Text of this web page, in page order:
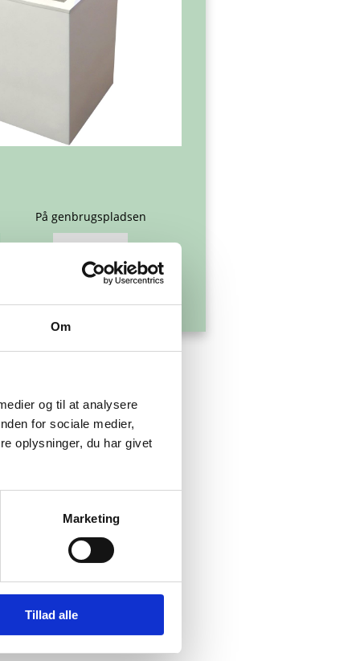
Om
og til at analysere
for sociale medier,
oplysninger, du har givet
Marketing
Tillad alle
På genbrugspladsen